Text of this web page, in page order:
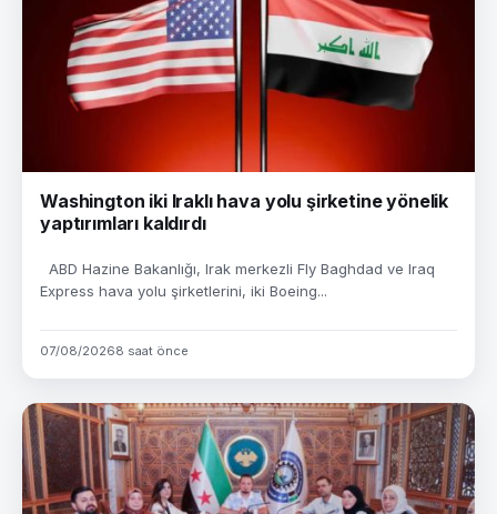
Washington iki Iraklı hava yolu şirketine yönelik
yaptırımları kaldırdı
ABD Hazine Bakanlığı, Irak merkezli Fly Baghdad ve Iraq
Express hava yolu şirketlerini, iki Boeing...
07/08/20268 saat önce